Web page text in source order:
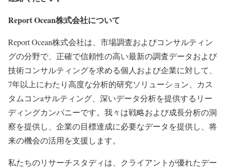
Report Ocean株式会社について
Report Ocean株式会社は、市場調査およびコンサルティン
グの分野で、正確で信頼性の高い最新の調査データおよび
技術コンサルティングを求める個人および企業に対して、
7年以上にわたり高度な分析的研究ソリューション、カス
タムコンaサルティング、深いデータ分析を提供するリー
ディングカンパニーです。我々は戦略および成長分析の洞
察を提供し、企業の目標達成に必要なデータを提供し、将
来の機会の活用を支援します。
私たちのリサーチスタディは、クライアントが優れたデー